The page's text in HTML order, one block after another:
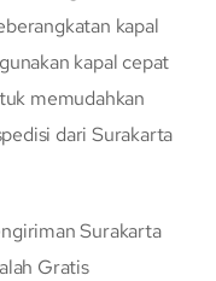
kapal
kapal cepat
memudahkan
dari Surakarta
Surakarta
Gratis